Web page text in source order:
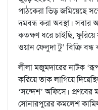
পাঠকেরা ভিড় জমিয়েছে
দমবন্ধ করা অবস্থা। সবার
কতক্ষণ ধরে চাইছি,
ওয়ান ফেলুদা টু’ বিক্রি
লীলা মজুমদারের নাটক
করিয়ে তাক লাগিয়ে
‘সন্দেশ’ অফিসে। প্রণবের
সোনারপুরের কমলেশ